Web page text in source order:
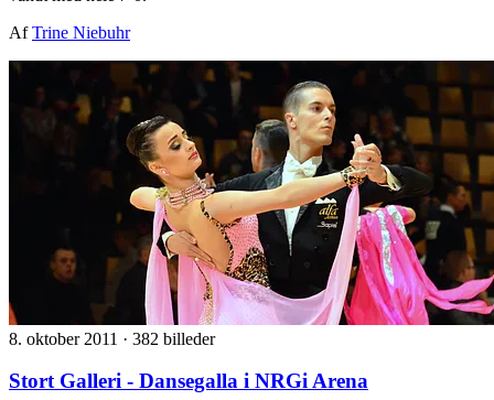
AfTrine Niebuhr
8. oktober 2011 · 382 billeder
Stort Galleri - Dansegalla i NRGi Arena